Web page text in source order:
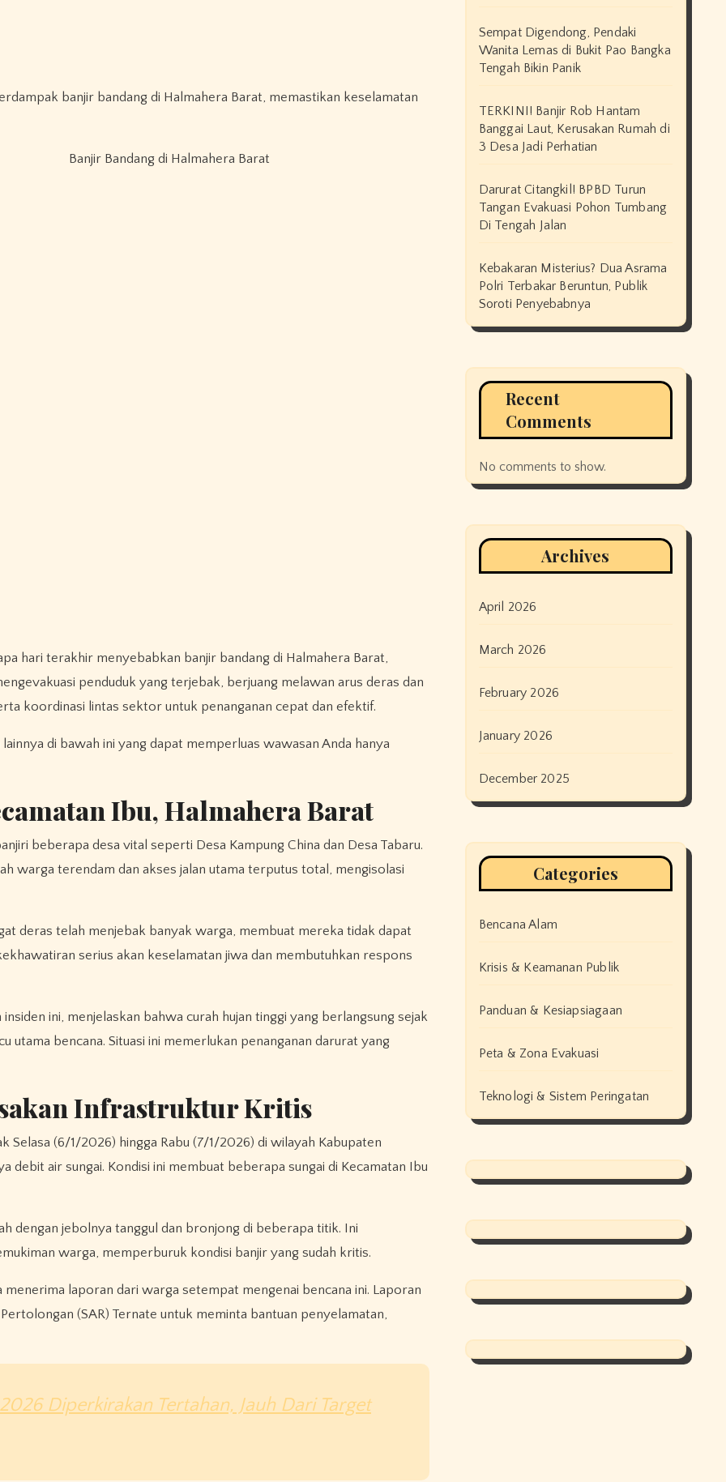
hari terakhir menyebabkan banjir bandang di Halmahera Barat,
penduduk yang terjebak, berjuang melawan arus deras dan
koordinasi lintas sektor untuk penanganan cepat dan efektif.
di bawah ini yang dapat memperluas wawasan Anda hanya
Ibu, Halmahera Barat
beberapa desa vital seperti Desa Kampung China dan Desa Tabaru.
warga terendam dan akses jalan utama terputus total, mengisolasi
deras telah menjebak banyak warga, membuat mereka tidak dapat
serius akan keselamatan jiwa dan membutuhkan respons
ini, menjelaskan bahwa curah hujan tinggi yang berlangsung sejak
utama bencana. Situasi ini memerlukan penanganan darurat yang
Infrastruktur Kritis
Selasa (6/1/2026) hingga Rabu (7/1/2026) di wilayah Kabupaten
debit air sungai. Kondisi ini membuat beberapa sungai di Kecamatan Ibu
dengan jebolnya tanggul dan bronjong di beberapa titik. Ini
warga, memperburuk kondisi banjir yang sudah kritis.
laporan dari warga setempat mengenai bencana ini. Laporan
(SAR) Ternate untuk meminta bantuan penyelamatan,
Diperkirakan Tertahan, Jauh Dari Target
Sempat Digendong, Pendaki
Wanita Lemas di Bukit Pao Bangka
Tengah Bikin Panik
TERKINI! Banjir Rob Hantam
Banggai Laut, Kerusakan Rumah di
3 Desa Jadi Perhatian
Darurat Citangkil! BPBD Turun
Tangan Evakuasi Pohon Tumbang
Di Tengah Jalan
Kebakaran Misterius? Dua Asrama
Polri Terbakar Beruntun, Publik
Soroti Penyebabnya
Recent
Comments
No comments to show.
Archives
April 2026
March 2026
February 2026
January 2026
December 2025
Categories
Bencana Alam
Krisis & Keamanan Publik
Panduan & Kesiapsiagaan
Peta & Zona Evakuasi
Teknologi & Sistem Peringatan